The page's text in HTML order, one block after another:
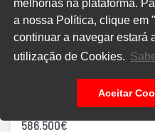
melhorias na plataforma.
a nossa Política, clique em
continuar a navegar estará
utilização de Cookies.
Aceitar
Moradia
Moradia Individual T3
Loteamento de Luxo em
Braga > Póvoa de Lanhoso >
586.500€